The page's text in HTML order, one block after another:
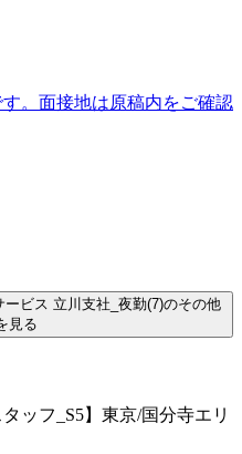
。面接地は原稿内をご確認
ビス 立川支社_夜勤(7)のその他
見る
ッフ_S5】東京/国分寺エリ